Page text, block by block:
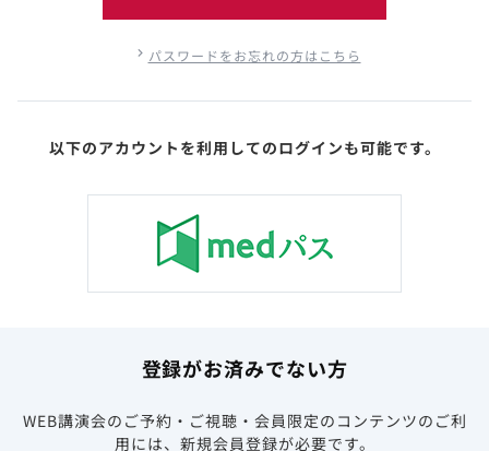
パスワードをお忘れの方はこちら
以下のアカウントを利用してのログインも可能です。
登録がお済みでない方
WEB講演会のご予約・ご視聴・会員限定のコンテンツのご利
用には、新規会員登録が必要です。